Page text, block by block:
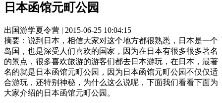
日本函馆元町公园
出国游学夏令营 | 2015-06-25 10:04:15
摘要： 说到日本，相信大家对这个地方都很熟悉，日本是一个
岛国，也是深受人们喜欢的国家，因为在日本有很多很多著名
的景点，很多喜欢旅游的游客们都去日本游玩，在日本，最著
名的就是日本函馆元町公园，因为日本函馆元町公园不仅仅适
合游玩，还特别神秘，为什么这么说呢，下面我们看看下面为
大家介绍的日本函馆元町公园。